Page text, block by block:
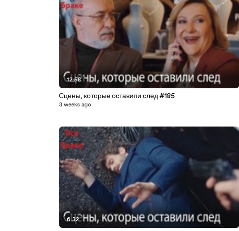
12:58
Сцены, которые оставили след #185
3 weeks ago
6:32